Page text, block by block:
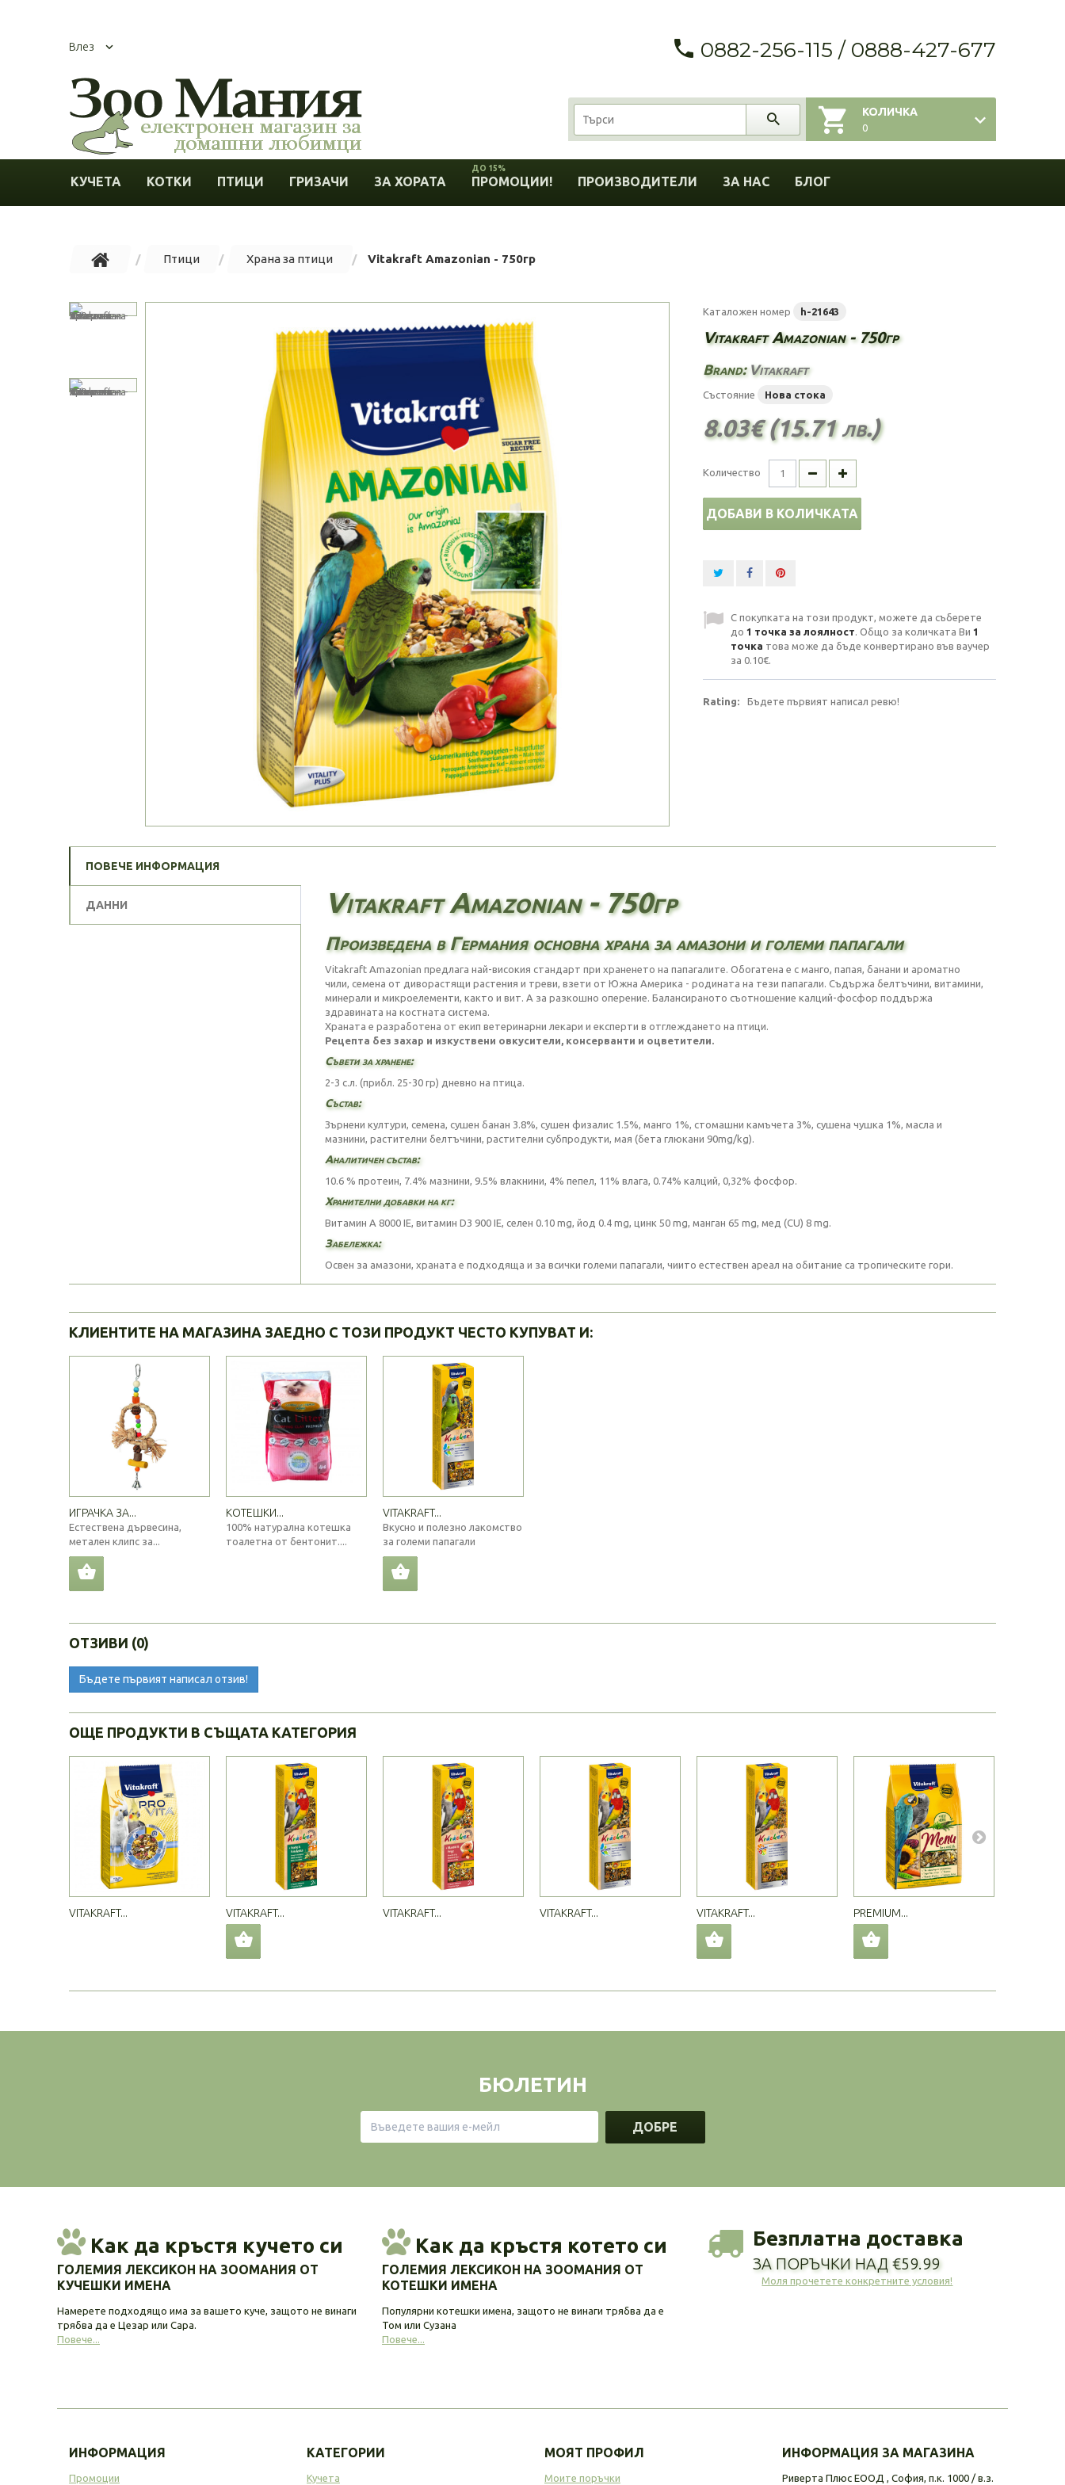
Влез 0882-256-115 / 0888-427-677
КОЛИЧКА
0
КУЧЕТА КОТКИ ПТИЦИ ГРИЗАЧИ ЗА ХОРАТА ПРОМОЦИИ!
ДО 15%
ПРОИЗВОДИТЕЛИ ЗА НАС БЛОГ
Птици Храна за птици Vitakraft Amazonian - 750гр
Каталожен номер h-21643
Vitakraft Amazonian - 750гр
Brand: Vitakraft
Състояние Нова стока
8.03€ (15.71 лв.)
Количество
ДОБАВИ В КОЛИЧКАТА
С покупката на този продукт, можете да съберете
до 1 точка за лоялност. Общо за количката Ви 1
точка това може да бъде конвертирано във ваучер
за 0.10€.
Rating: Бъдете първият написал ревю!
ПОВЕЧЕ ИНФОРМАЦИЯ
ДАННИ Vitakraft Amazonian - 750гр
Произведена в Германия основна храна за амазони и големи папагали
Vitakraft Amazonian предлага най-високия стандарт при храненето на папагалите. Обогатена е с манго, папая, банани и ароматно
чили, семена от диворастящи растения и треви, взети от Южна Америка - родината на тези папагали. Съдържа белтъчини, витамини,
минерали и микроелементи, както и вит. А за разкошно оперение. Балансираното съотношение калций-фосфор поддържа
здравината на костната система.
Храната е разработена от екип ветеринарни лекари и експерти в отглеждането на птици.
Рецепта без захар и изкуствени овкусители, консерванти и оцветители.
Съвети за хранене:
2-3 с.л. (прибл. 25-30 гр) дневно на птица.
Състав:
Зърнени култури, семена, сушен банан 3.8%, сушен физалис 1.5%, манго 1%, стомашни камъчета 3%, сушена чушка 1%, масла и
мазнини, растителни белтъчини, растителни субпродукти, мая (бета глюкани 90mg/kg).
Аналитичен състав:
10.6 % протеин, 7.4% мазнини, 9.5% влакнини, 4% пепел, 11% влага, 0.74% калций, 0,32% фосфор.
Хранителни добавки на кг:
Витамин A 8000 IE, витамин D3 900 IE, селен 0.10 mg, йод 0.4 mg, цинк 50 mg, манган 65 mg, мед (CU) 8 mg.
Забележка:
Освен за амазони, храната е подходяща и за всички големи папагали, чиито естествен ареал на обитание са тропическите гори.
КЛИЕНТИТЕ НА МАГАЗИНА ЗАЕДНО С ТОЗИ ПРОДУКТ ЧЕСТО КУПУВАТ И:
ИГРАЧКА ЗА...
Естествена дървесина,
метален клипс за...
КОТЕШКИ...
100% натурална котешка
тоалетна от бентонит....
VITAKRAFT...
Вкусно и полезно лакомство
за големи папагали
ОТЗИВИ (0)
Бъдете първият написал отзив!
ОЩЕ ПРОДУКТИ В СЪЩАТА КАТЕГОРИЯ
VITAKRAFT... VITAKRAFT... VITAKRAFT... VITAKRAFT... VITAKRAFT... PREMIUM...
БЮЛЕТИН
ДОБРЕ
Как да кръстя кучето си
ГОЛЕМИЯ ЛЕКСИКОН НА ЗООМАНИЯ ОТ
КУЧЕШКИ ИМЕНА
Намерете подходящо има за вашето куче, защото не винаги
трябва да е Цезар или Сара.
Повече...
Как да кръстя котето си
ГОЛЕМИЯ ЛЕКСИКОН НА ЗООМАНИЯ ОТ
КОТЕШКИ ИМЕНА
Популярни котешки имена, защото не винаги трябва да е
Том или Сузана
Повече...
Безплатна доставка
ЗА ПОРЪЧКИ НАД €59.99
Моля прочетете конкретните условия!
ИНФОРМАЦИЯ
Промоции
КАТЕГОРИИ
Кучета
МОЯТ ПРОФИЛ
Моите поръчки
ИНФОРМАЦИЯ ЗА МАГАЗИНА
Риверта Плюс ЕООД , София, п.к. 1000 / в.з.